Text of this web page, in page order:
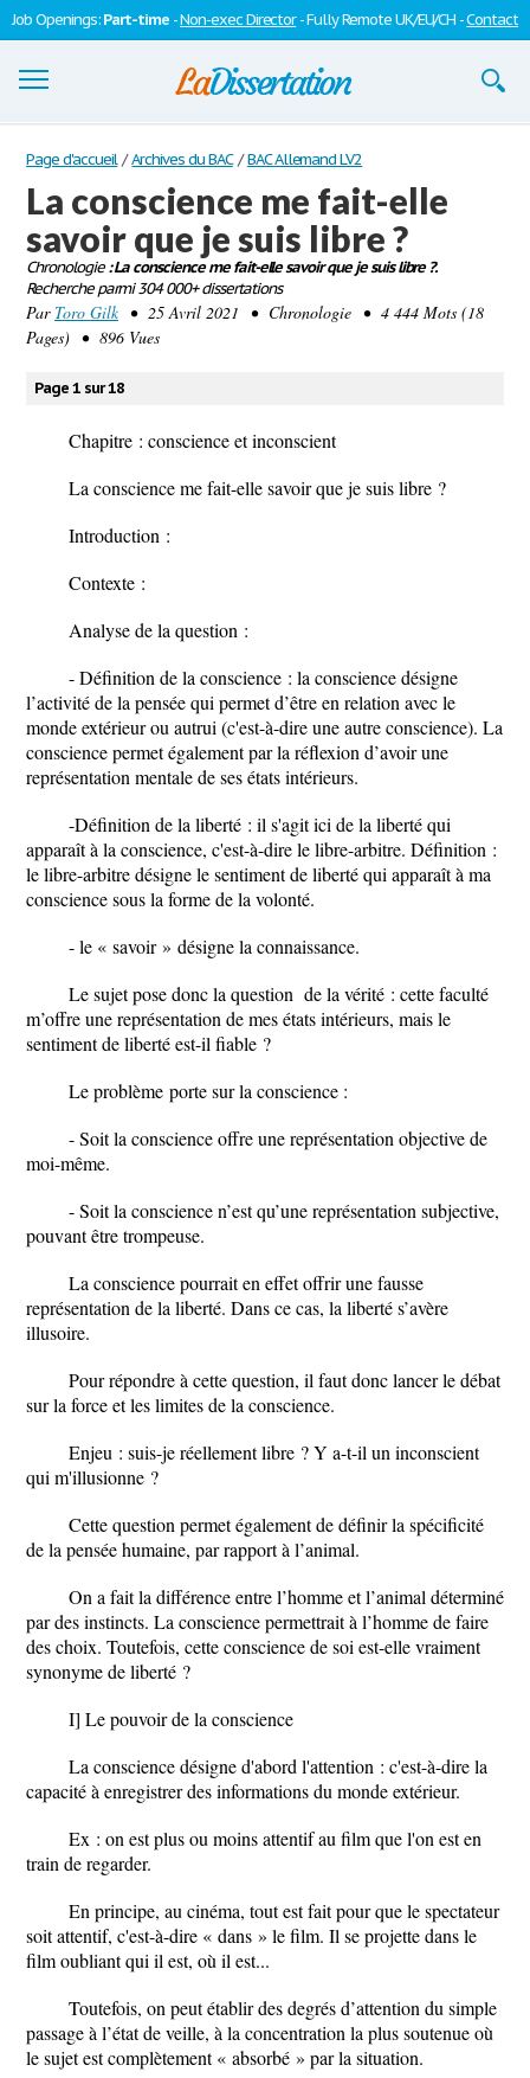
Job Openings:Part-time -Non-exec Director- Fully Remote UK/EU/CH -Contact
Dissertations
S'inscrire
Se connecter
Contactez-nous
Page d'accueil / Archives du BAC / BAC Allemand LV2
La conscience me fait-elle
savoir que je suis libre ?
Chronologie: La conscience me fait-elle savoir que je suis libre ?.
Recherche parmi 304 000+ dissertations
Par Toro Gilk• 25 Avril 2021 • Chronologie • 4 444 Mots (18
Pages) • 896 Vues
Page 1 sur 18
Chapitre : conscience et inconscient
La conscience me fait-elle savoir que je suis libre ?
Introduction :
Contexte :
Analyse de la question :
- Définition de la conscience : la conscience désigne
l’activité de la pensée qui permet d’être en relation avec le
monde extérieur ou autrui (c'est-à-dire une autre conscience). La
conscience permet également par la réflexion d’avoir une
représentation mentale de ses états intérieurs.
-Définition de la liberté : il s'agit ici de la liberté qui
apparaît à la conscience, c'est-à-dire le libre-arbitre. Définition :
le libre-arbitre désigne le sentiment de liberté qui apparaît à ma
conscience sous la forme de la volonté.
- le « savoir » désigne la connaissance.
Le sujet pose donc la question de la vérité : cette faculté
m’offre une représentation de mes états intérieurs, mais le
sentiment de liberté est-il fiable ?
Le problème porte sur la conscience :
- Soit la conscience offre une représentation objective de
moi-même.
- Soit la conscience n’est qu’une représentation subjective,
pouvant être trompeuse.
La conscience pourrait en effet offrir une fausse
représentation de la liberté. Dans ce cas, la liberté s’avère
illusoire.
Pour répondre à cette question, il faut donc lancer le débat
sur la force et les limites de la conscience.
Enjeu : suis-je réellement libre ? Y a-t-il un inconscient
qui m'illusionne ?
Cette question permet également de définir la spécificité
de la pensée humaine, par rapport à l’animal.
On a fait la différence entre l’homme et l’animal déterminé
par des instincts. La conscience permettrait à l’homme de faire
des choix. Toutefois, cette conscience de soi est-elle vraiment
synonyme de liberté ?
I] Le pouvoir de la conscience
La conscience désigne d'abord l'attention : c'est-à-dire la
capacité à enregistrer des informations du monde extérieur.
Ex : on est plus ou moins attentif au film que l'on est en
train de regarder.
En principe, au cinéma, tout est fait pour que le spectateur
soit attentif, c'est-à-dire « dans » le film. Il se projette dans le
film oubliant qui il est, où il est...
Toutefois, on peut établir des degrés d’attention du simple
passage à l’état de veille, à la concentration la plus soutenue où
le sujet est complètement « absorbé » par la situation.